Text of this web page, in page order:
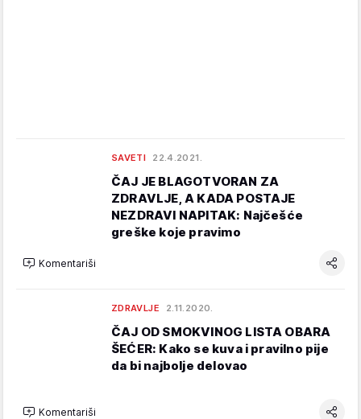
SAVETI 22.4.2021.
ČAJ JE BLAGOTVORAN ZA
ZDRAVLJE, A KADA POSTAJE
NEZDRAVI NAPITAK: Najčešće
greške koje pravimo
Komentariši
ZDRAVLJE 2.11.2020.
ČAJ OD SMOKVINOG LISTA OBARA
ŠEĆER: Kako se kuva i pravilno pije
da bi najbolje delovao
Komentariši